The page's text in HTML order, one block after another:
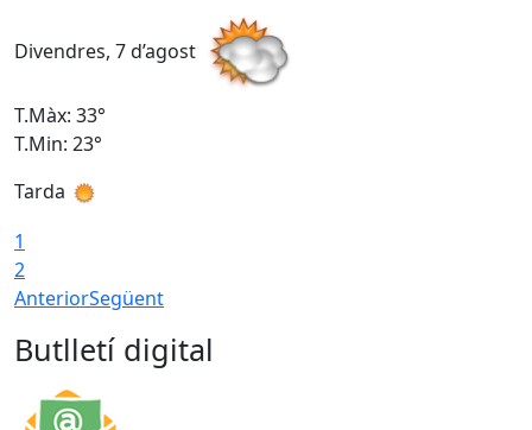
Divendres, 7 d’agost
T.Màx: 33°
T.Min: 23°
Tarda
1
2
AnteriorSegüent
Butlletí digital